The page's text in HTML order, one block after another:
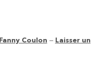
Fanny Coulon — Laisser un